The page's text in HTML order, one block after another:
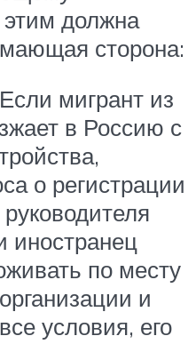
этим должна
сторона:
мигрант из
в Россию с
о регистрации
иностранец
по месту
и
условия, его